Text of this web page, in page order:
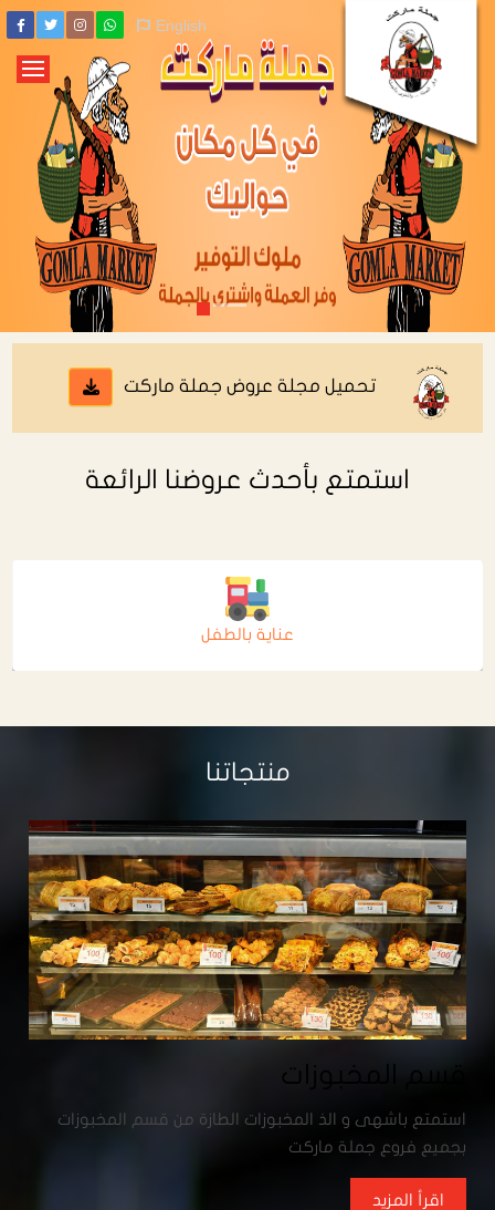
English
تحميل مجلة عروض جملة ماركت
استمتع بأحدث عروضنا الرائعة
عناية بالطفل
منتجاتنا
قسم المخبوزات
استمتع باشهى و الذ المخبوزات الطازة من قسم المخبوزات
بجميع فروع جملة ماركت
اقرأ المزيد